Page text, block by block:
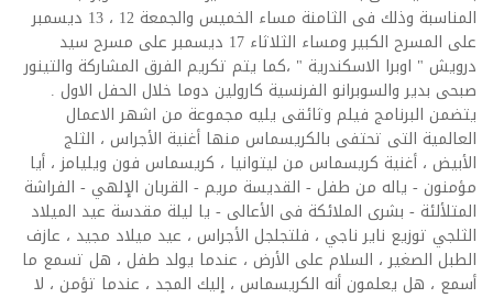
المناسبة وذلك فى الثامنة مساء الخميس والجمعة 12 ، 13 ديسمبر
على المسرح الكبير ومساء الثلاثاء 17 ديسمبر على مسرح سيد
درويش " اوبرا الاسكندرية " ،كما يتم تكريم الفرق المشاركة والتينور
صبحى بدير والسوبرانو الفرنسية كارولين دوما خلال الحفل الاول .
يتضمن البرنامج فيلم وثائقى يليه مجموعة من اشهر الاعمال
العالمية التى تحتفى بالكريسماس منها أغنية الأجراس ، الثلج
الأبيض ، أغنية كريسماس من ليتوانيا ، كريسماس فون ويليامز ، أيا
مؤمنون - ياله من طفل - القديسة مريم - القربان الإلهي - الفراشة
المتلألئة - بشرى الملائكة فى الأعالى - يا ليلة مقدسة عيد الميلاد
الثلجي توزيع ناير ناجي ، فلتجلجل الأجراس ، عيد ميلاد مجيد ، عازف
الطبل الصغير ، السلام على الأرض ، عندما يولد طفل ، هل تسمع ما
أسمع ، هل يعلمون أنه الكريسماس ، إليك المجد ، عندما تؤمن ، لا